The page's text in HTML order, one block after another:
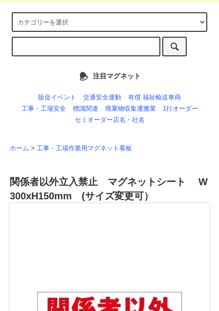
注目マグネット
販促イベント 交通安全運動
有償 福祉輸送車両
工事・工場安全
標識関連 廃棄物収集運搬業
1行オーダー
セミオーダー店名・社名
ホーム > 工事・工場作業用マグネット看板
関係者以外立入禁止 マグネットシート W
300xH150mm (サイズ変更可）